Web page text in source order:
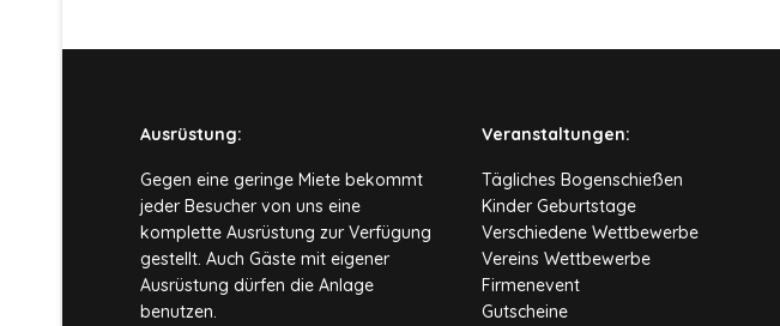
Ausrüstung:
Gegen eine geringe Miete bekommt
jeder Besucher von uns eine
komplette Ausrüstung zur Verfügung
gestellt. Auch Gäste mit eigener
Ausrüstung dürfen die Anlage
benutzen.
Veranstaltungen:
Tägliches Bogenschießen
Kinder Geburtstage
Verschiedene Wettbewerbe
Vereins Wettbewerbe
Firmenevent
Gutscheine